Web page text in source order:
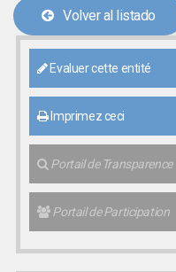
Volver al listado
Evaluer cette entité
Imprimez ceci
Portail de Transparence
Portail de Participation